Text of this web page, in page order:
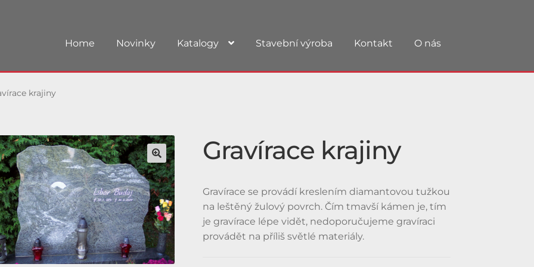
Home Novinky Katalogy Stavební výroba Kontakt O nás
krajiny
Gravírace krajiny
Gravírace se provádí kreslením diamantovou tužkou
na leštěný žulový povrch. Čím tmavší kámen je, tím
je gravírace lépe vidět, nedoporučujeme gravíraci
provádět na příliš světlé materiály.